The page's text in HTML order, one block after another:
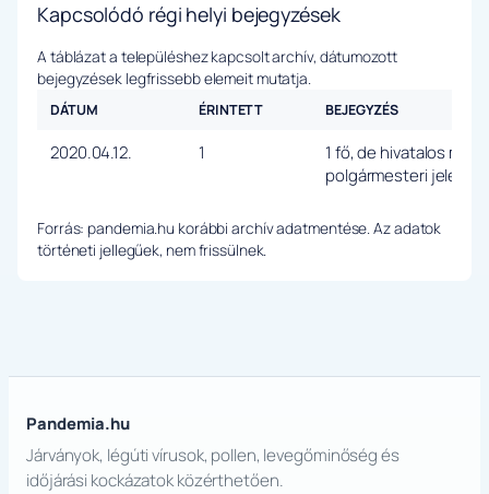
Kapcsolódó régi helyi bejegyzések
A táblázat a településhez kapcsolt archív, dátumozott
bejegyzések legfrissebb elemeit mutatja.
DÁTUM ÉRINTETT BEJEGYZÉS
2020.04.12. 1
1 fő, de hivatalos
polgármesteri
Forrás: pandemia.hu korábbi archív adatmentése. Az adatok
történeti jellegűek, nem frissülnek.
Pandemia.hu
Járványok, légúti vírusok, pollen, levegőminőség és
időjárási kockázatok közérthetően.